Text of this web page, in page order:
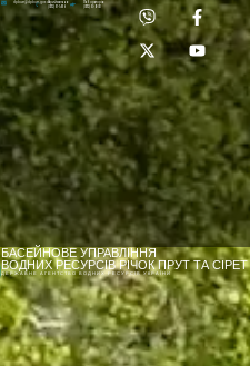
Лабораторія:
(0372) 53-92-00
dpbuvr@dpbuvr.gov.uaПриймальня:
(0372) 51-14-56
БАСЕЙНОВЕ УПРАВЛІННЯ
ВОДНИХ РЕСУРСІВ РІЧОК ПРУТ ТА СІРЕТ
ДЕРЖАВНЕ АГЕНТСТВО ВОДНИХ РЕСУРСІВ УКРАЇНИ